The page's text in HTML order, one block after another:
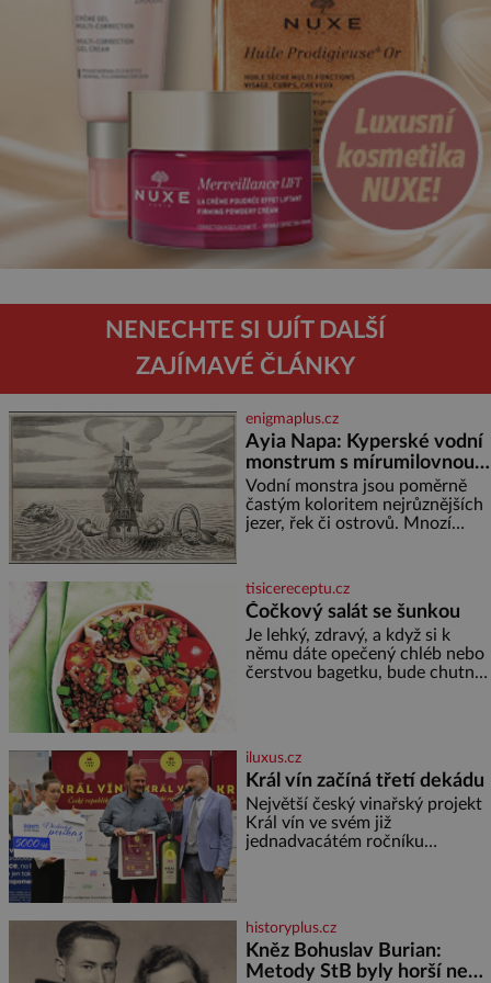
NENECHTE SI UJÍT DALŠÍ
ZAJÍMAVÉ ČLÁNKY
enigmaplus.cz
Ayia Napa: Kyperské vodní
monstrum s mírumilovnou
povahou
Vodní monstra jsou poměrně
častým koloritem nejrůznějších
jezer, řek či ostrovů. Mnozí
přitáhnout k němu pozornost
záhadám nakloněných turi
tisicereceptu.cz
Čočkový salát se šunkou
Je lehký, zdravý, a když si k
němu dáte opečený chléb nebo
čerstvou bagetku, bude chutnat
cibule 2 lžíce
iluxus.cz
Král vín začíná třetí dekádu
Největší český vinařský projekt
Král vín ve svém již
jednadvacátém ročníku
historyplus.cz
Kněz Bohuslav Burian:
Metody StB byly horší než